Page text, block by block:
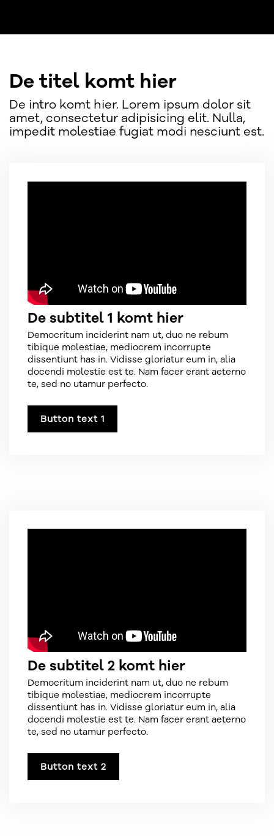
De titel komt hier
De intro komt hier. Lorem ipsum dolor sit
amet, consectetur adipisicing elit. Nulla,
impedit molestiae fugiat modi nesciunt est.
De subtitel 1 komt hier
Democritum inciderint nam ut, duo ne rebum
tibique molestiae, mediocrem incorrupte
dissentiunt has in. Vidisse gloriatur eum in, alia
docendi molestie est te. Nam facer erant aeterno
te, sed no utamur perfecto.
Button text 1
De subtitel 2 komt hier
Democritum inciderint nam ut, duo ne rebum
tibique molestiae, mediocrem incorrupte
dissentiunt has in. Vidisse gloriatur eum in, alia
docendi molestie est te. Nam facer erant aeterno
te, sed no utamur perfecto.
Button text 2